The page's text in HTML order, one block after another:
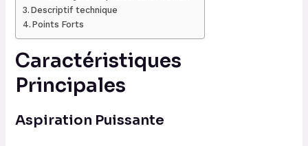
Descriptif technique
Points Forts
Caractéristiques
Principales
Aspiration Puissante